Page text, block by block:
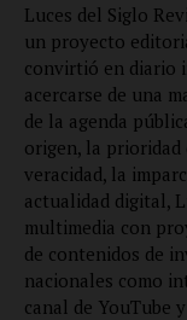
Luces del Siglo
un proyecto
convirtió en diario
acercarse de una
de la agenda
origen, la prioridad
veracidad, la
actualidad digital,
multimedia con
de contenidos de
nacionales como
canal de YouTube